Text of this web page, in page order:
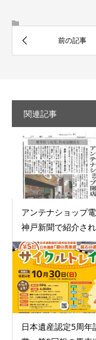
関連記事
アンテナショップ
神戸新聞で紹介さ
日本遺産認定5周年